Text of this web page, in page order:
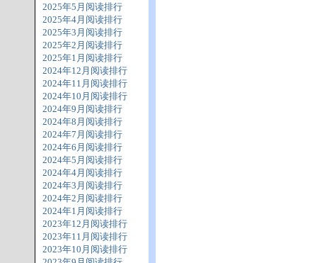
2025年5月阅读排行
2025年4月阅读排行
2025年3月阅读排行
2025年2月阅读排行
2025年1月阅读排行
2024年12月阅读排行
2024年11月阅读排行
2024年10月阅读排行
2024年9月阅读排行
2024年8月阅读排行
2024年7月阅读排行
2024年6月阅读排行
2024年5月阅读排行
2024年4月阅读排行
2024年3月阅读排行
2024年2月阅读排行
2024年1月阅读排行
2023年12月阅读排行
2023年11月阅读排行
2023年10月阅读排行